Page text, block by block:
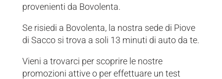
provenienti da Bovolenta.
Se risiedi a Bovolenta, la nostra sede di Piove
di Sacco si trova a soli 13 minuti di auto da te.
Vieni a trovarci per scoprire le nostre
promozioni attive o per effettuare un test